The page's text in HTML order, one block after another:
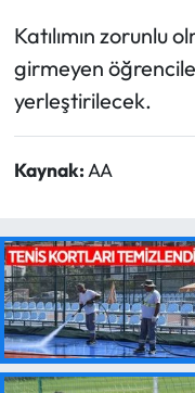
Katılımın zorunlu
girmeyen
yerleştirilecek.
Kaynak:AA